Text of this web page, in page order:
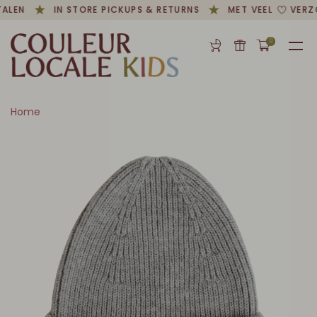
IN STORE PICKUPS & RETURNS MET VEEL
0
Home